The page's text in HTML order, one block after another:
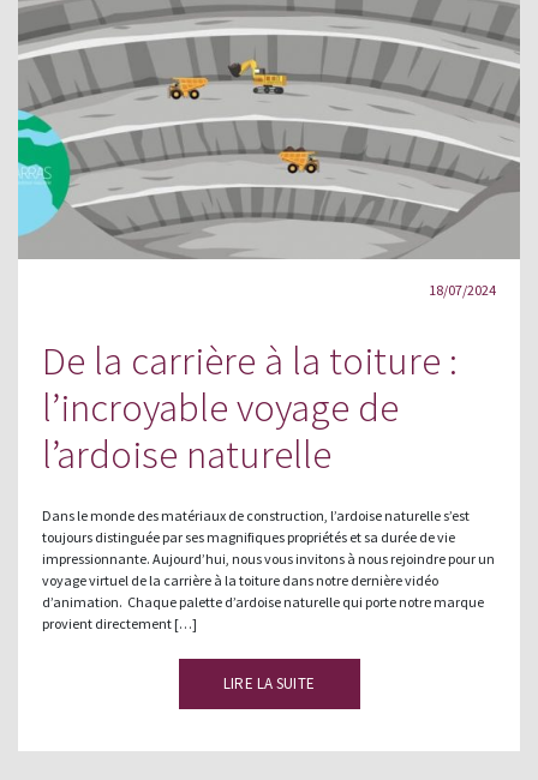
18/07/2024
De la carrière à la toiture :
l’incroyable voyage de
l’ardoise naturelle
Dans le monde des matériaux de construction, l’ardoise naturelle s’est
toujours distinguée par ses magnifiques propriétés et sa durée de vie
impressionnante. Aujourd’hui, nous vous invitons à nous rejoindre pour un
voyage virtuel de la carrière à la toiture dans notre dernière vidéo
d’animation. Chaque palette d’ardoise naturelle qui porte notre marque
provient directement […]
LIRE LA SUITE